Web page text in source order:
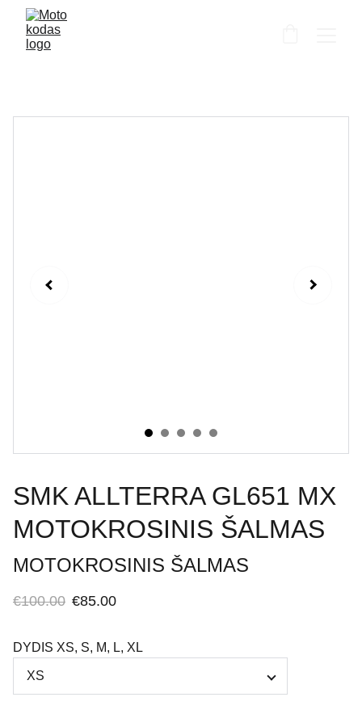
SMK ALLTERRA GL651 MX
MOTOKROSINIS ŠALMAS
MOTOKROSINIS ŠALMAS
€100.00 €85.00
DYDIS XS, S, M, L, XL